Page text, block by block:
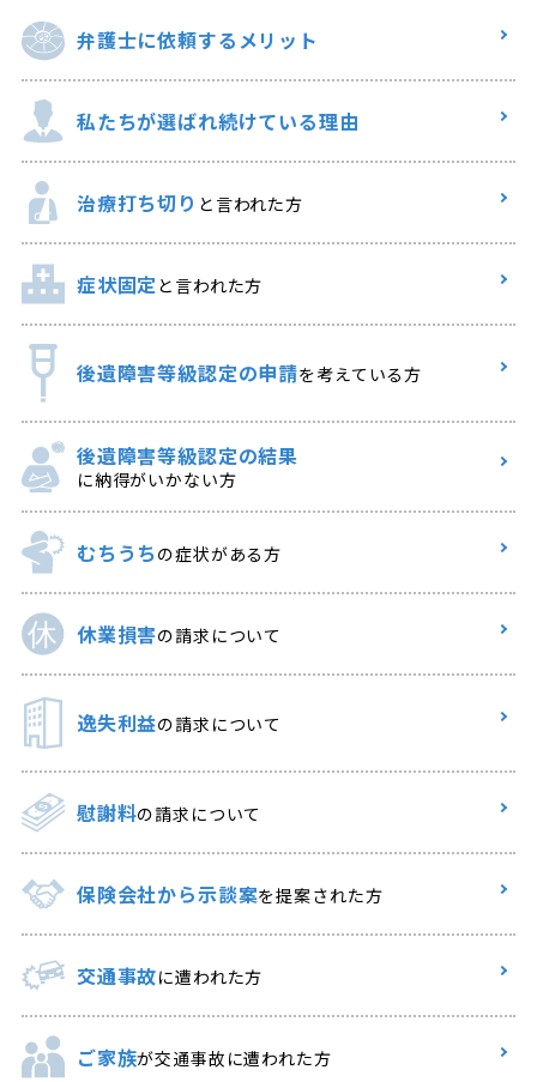
弁護士に依頼するメリット
私たちが選ばれ続けている理由
治療打ち切り と言われた方
症状固定 と言われた方
後遺障害等級認定の申請を考えている方
後遺障害等級認定の結果
に納得がいかない方
むちうちの症状がある方
休業損害の請求について
逸失利益の請求について
慰謝料の請求について
保険会社から示談案を提案された方
交通事故に遭われた方
ご家族が交通事故に遭われた方